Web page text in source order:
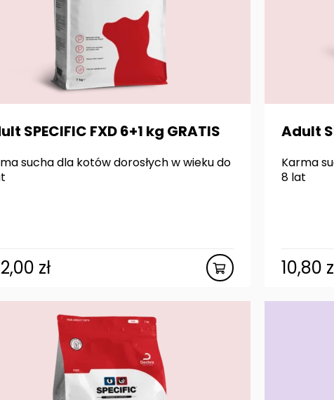
SPECIFIC FXD 6+1 kg GRATIS
sucha dla kotów dorosłych w wieku do
zł
Adult
Karma
8 lat
10,80